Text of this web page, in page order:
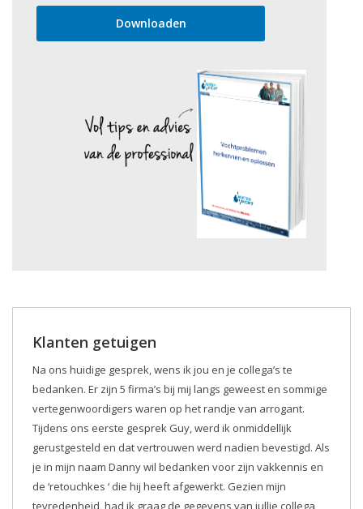
Klanten getuigen
Na ons huidige gesprek, wens ik jou en je collega’s te
bedanken. Er zijn 5 firma’s bij mij langs geweest en sommige
vertegenwoordigers waren op het randje van arrogant.
Tijdens ons eerste gesprek Guy, werd ik onmiddellijk
gerustgesteld en dat vertrouwen werd nadien bevestigd. Als
je in mijn naam Danny wil bedanken voor zijn vakkennis en
de ‘retouchkes ‘ die hij heeft afgewerkt. Gezien mijn
tevredenheid, had ik graag de gegevens van jullie collega